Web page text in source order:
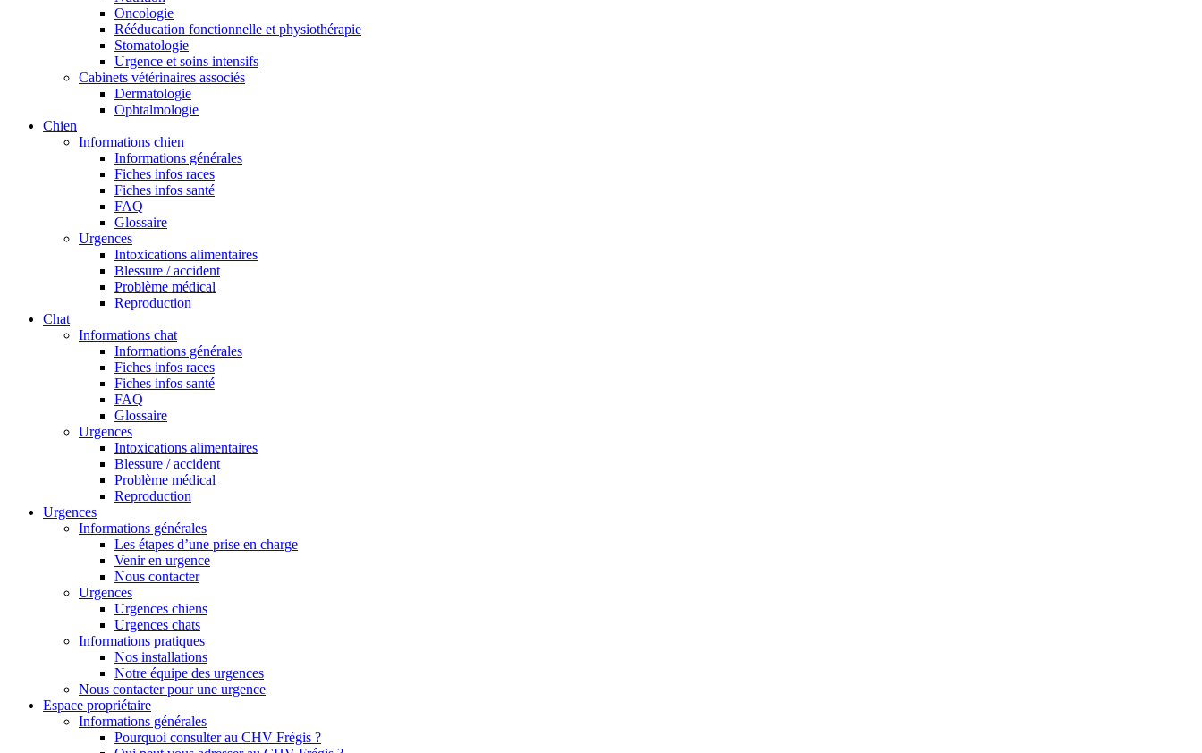
Oncologie
Rééducation fonctionnelle et physiothérapie
Stomatologie
Urgence et soins intensifs
Cabinets vétérinaires associés
Dermatologie
Ophtalmologie
Chien
Informations chien
Informations générales
Fiches infos races
Fiches infos santé
FAQ
Glossaire
Urgences
Intoxications alimentaires
Blessure / accident
Problème médical
Reproduction
Chat
Informations chat
Informations générales
Fiches infos races
Fiches infos santé
FAQ
Glossaire
Urgences
Intoxications alimentaires
Blessure / accident
Problème médical
Reproduction
Urgences
Informations générales
Les étapes d’une prise en charge
Venir en urgence
Nous contacter
Urgences
Urgences chiens
Urgences chats
Informations pratiques
Nos installations
Notre équipe des urgences
Nous contacter pour une urgence
Espace propriétaire
Informations générales
Pourquoi consulter au CHV Frégis ?